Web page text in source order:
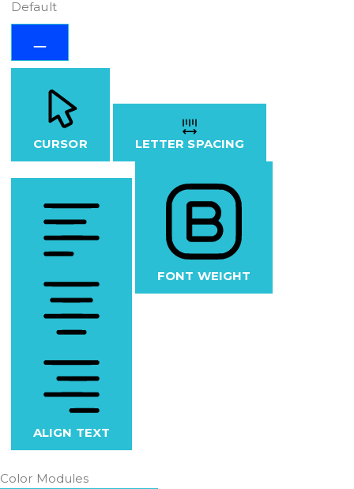
Default
CURSOR LETTER SPACING
ALIGN TEXT
FONT WEIGHT
Color Modules